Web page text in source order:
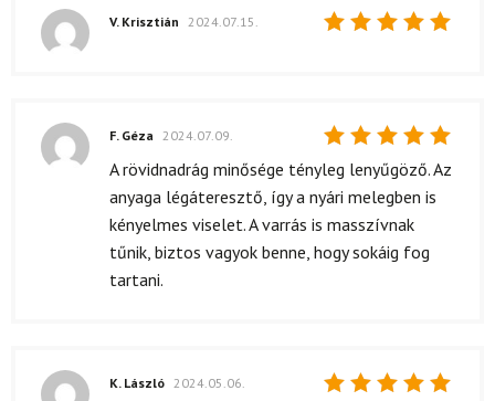
V. Krisztián 2024.07.15.
Értékelés:
5/ 5
F. Géza 2024.07.09.
A rövidnadrág minősége tényleg lenyűgöző. Az
anyaga légáteresztő, így a nyári melegben is
kényelmes viselet. A varrás is masszívnak
tűnik, biztos vagyok benne, hogy sokáig fog
tartani.
K. László 2024.05.06.